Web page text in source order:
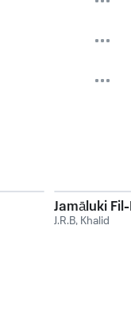
Jamāluki
J.R.B, Khalid